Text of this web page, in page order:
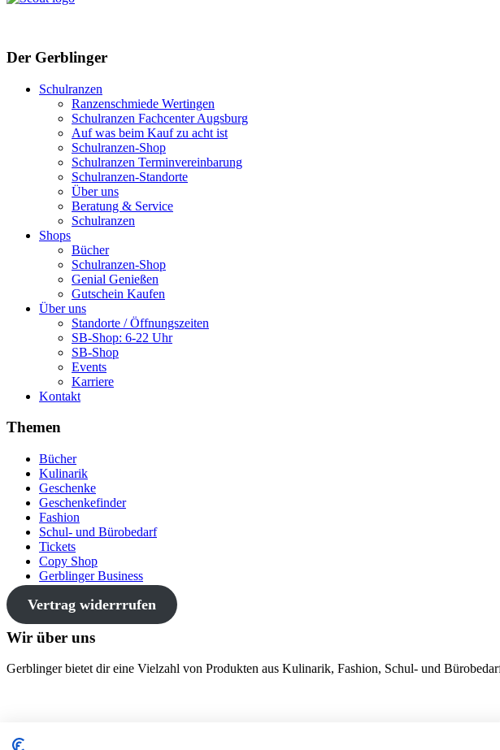
Der Gerblinger
Schulranzen
Ranzenschmiede Wertingen
Schulranzen Fachcenter Augsburg
Auf was beim Kauf zu acht ist
Schulranzen-Shop
Schulranzen Terminvereinbarung
Schulranzen-Standorte
Über uns
Beratung & Service
Schulranzen
Shops
Bücher
Schulranzen-Shop
Genial Genießen
Gutschein Kaufen
Über uns
Standorte / Öffnungszeiten
SB-Shop: 6-22 Uhr
SB-Shop
Events
Karriere
Kontakt
Themen
Bücher
Kulinarik
Geschenke
Geschenkefinder
Fashion
Schul- und Bürobedarf
Tickets
Copy Shop
Gerblinger Business
Vertrag widerrrufen
Wir über uns
Gerblinger bietet dir eine Vielzahl von Produkten aus Kulinarik, Fashion, Schul- und